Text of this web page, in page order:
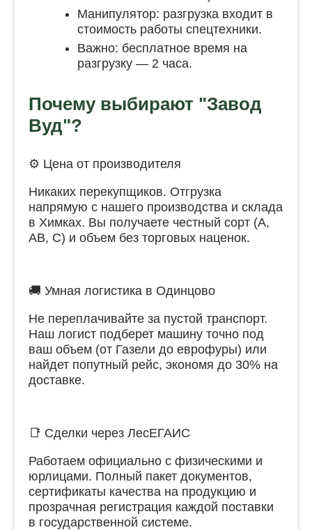
Манипулятор: разгрузка входит в
стоимость работы спецтехники.
Важно: бесплатное время на
разгрузку — 2 часа.
Почему выбирают "Завод
Вуд"?
⚙️ Цена от производителя
Никаких перекупщиков. Отгрузка
напрямую с нашего производства и склада
в Химках. Вы получаете честный сорт (А,
АВ, С) и объем без торговых наценок.
🚚 Умная логистика в Одинцово
Не переплачивайте за пустой транспорт.
Наш логист подберет машину точно под
ваш объем (от Газели до еврофуры) или
найдет попутный рейс, экономя до 30% на
доставке.
📑 Сделки через ЛесЕГАИС
Работаем официально с физическими и
юрлицами. Полный пакет документов,
сертификаты качества на продукцию и
прозрачная регистрация каждой поставки
в государственной системе.